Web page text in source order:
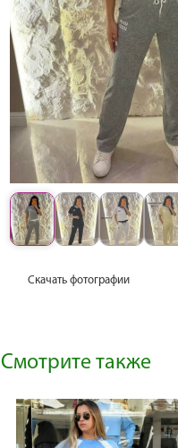
Скачать фотографии
Смотрите также